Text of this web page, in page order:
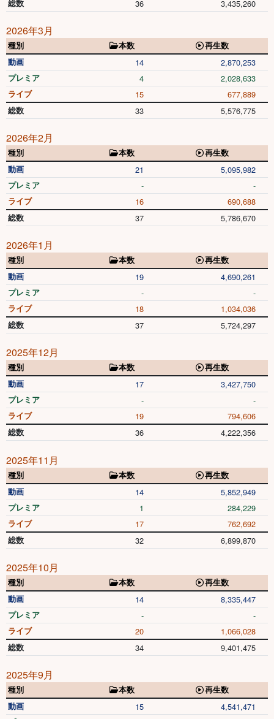
総数 36 3,435,260
2026年3月
種別 本数
再生数
動画
14 2,870,253
プレミア 4 2,028,633
ライブ 15 677,889
総数 33 5,576,775
2026年2月
種別 本数
再生数
動画
21 5,095,982
プレミア - -
ライブ 16 690,688
総数 37 5,786,670
2026年1月
種別 本数
再生数
動画
19 4,690,261
プレミア - -
ライブ 18 1,034,036
総数 37 5,724,297
2025年12月
種別 本数
再生数
動画
17 3,427,750
プレミア - -
ライブ 19 794,606
総数 36 4,222,356
2025年11月
種別 本数
再生数
動画
14 5,852,949
プレミア 1 284,229
ライブ 17 762,692
総数 32 6,899,870
2025年10月
種別 本数
再生数
動画
14 8,335,447
プレミア - -
ライブ 20 1,066,028
総数 34 9,401,475
2025年9月
種別 本数
再生数
動画
15 4,541,471